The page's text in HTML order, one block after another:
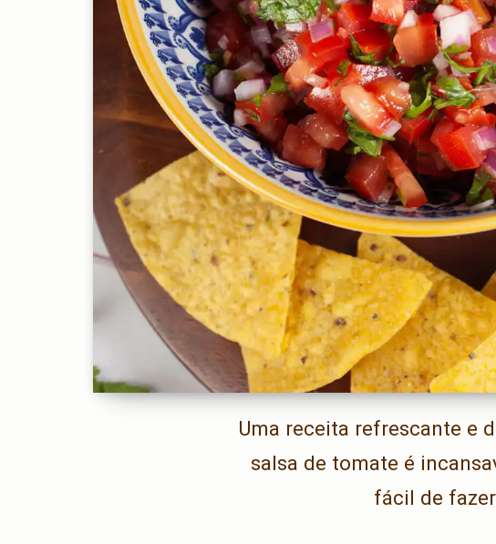
Uma receita refrescante e
salsa de tomate é
fácil de